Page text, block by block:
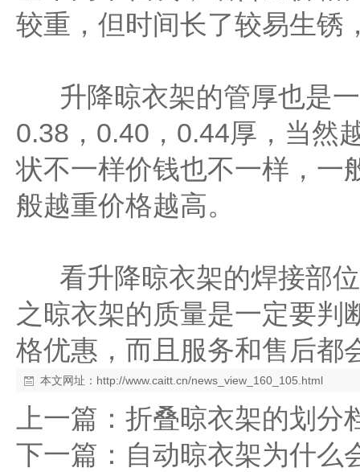
较重，但时间长了较易生锈
升降晾衣架的管厚也是一
0.38，0.40，0.44厚，当然
状不一样价钱也不一样，一
般越重价格越高。
看升降晾衣架的焊接部位
之晾衣架的质量是一定要判
格优惠，而且服务和售后都
本文网址： http://www.caitt.cn/news_view_160_105.html
上一篇： 折叠晾衣架的划分
下一篇： 自动晾衣架为什么